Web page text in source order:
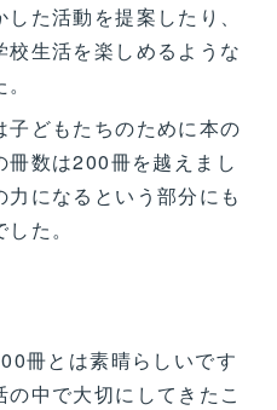
た活動を提案したり、
生活を楽しめるような
子どもたちのために本の
数は200冊を越えまし
になるという部分にも
た。
冊とは素晴らしいです
中で大切にしてきたこ